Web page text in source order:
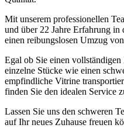
Mit unserem professionellen
und über 22 Jahre Erfahrung
einen reibungslosen Umzug
Egal ob Sie einen
einzelne Stücke wie einen
empfindliche Vitrine
finden Sie den idealen Service
Lassen Sie uns den schweren
auf Ihr neues Zuhause freuen